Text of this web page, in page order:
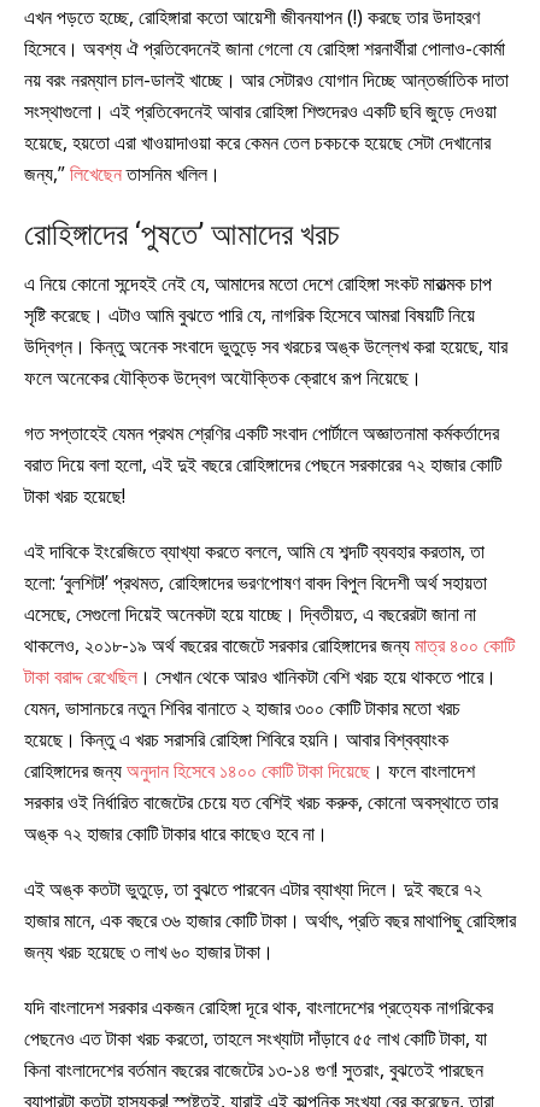
এখন পড়তে হচ্ছে, রোহিঙ্গারা কতো আয়েশী জীবনযাপন (!) করছে তার উদাহরণ
হিসেবে। অবশ্য ঐ প্রতিবেদনেই জানা গেলো যে রোহিঙ্গা শরনার্থীরা পোলাও-কোর্মা
নয় বরং নরম্যাল চাল-ডালই খাচ্ছে। আর সেটারও যোগান দিচ্ছে আন্তর্জাতিক দাতা
সংস্থাগুলো। এই প্রতিবেদনেই আবার রোহিঙ্গা শিশুদেরও একটি ছবি জুড়ে দেওয়া
হয়েছে, হয়তো এরা খাওয়াদাওয়া করে কেমন তেল চকচকে হয়েছে সেটা দেখানোর
জন্য,”লিখেছেনতাসনিম খলিল।
রোহিঙ্গাদের ‘পুষতে’ আমাদের খরচ
এ নিয়ে কোনো সন্দেহই নেই যে, আমাদের মতো দেশে রোহিঙ্গা সংকট মারাত্মক চাপ
সৃষ্টি করেছে। এটাও আমি বুঝতে পারি যে, নাগরিক হিসেবে আমরা বিষয়টি নিয়ে
উদ্বিগ্ন। কিন্তু অনেক সংবাদে ভুতুড়ে সব খরচের অঙ্ক উল্লেখ করা হয়েছে, যার
ফলে অনেকের যৌক্তিক উদ্বেগ অযৌক্তিক ক্রোধে রূপ নিয়েছে।
গত সপ্তাহেই যেমন প্রথম শ্রেণির একটি সংবাদ পোর্টালে অজ্ঞাতনামা কর্মকর্তাদের
বরাত দিয়ে বলা হলো, এই দুই বছরে রোহিঙ্গাদের পেছনে সরকারের ৭২ হাজার কোটি
টাকা খরচ হয়েছে!
এই দাবিকে ইংরেজিতে ব্যাখ্যা করতে বললে, আমি যে শব্দটি ব্যবহার করতাম, তা
হলো: ‘বুলশিট!’ প্রথমত, রোহিঙ্গাদের ভরণপোষণ বাবদ বিপুল বিদেশী অর্থ সহায়তা
এসেছে, সেগুলো দিয়েই অনেকটা হয়ে যাচ্ছে। দ্বিতীয়ত, এ বছরেরটা জানা না
থাকলেও, ২০১৮-১৯ অর্থ বছরের বাজেটে সরকার রোহিঙ্গাদের জন্যমাত্র ৪০০ কোটি
টাকা বরাদ্দ রেখেছিল । সেখান থেকে আরও খানিকটা বেশি খরচ হয়ে থাকতে পারে।
যেমন, ভাসানচরে নতুন শিবির বানাতে ২ হাজার ৩০০ কোটি টাকার মতো খরচ
হয়েছে। কিন্তু এ খরচ সরাসরি রোহিঙ্গা শিবিরে হয়নি। আবার বিশ্বব্যাংক
রোহিঙ্গাদের জন্যঅনুদান হিসেবে ১৪০০ কোটি টাকা দিয়েছে । ফলে বাংলাদেশ
সরকার ওই নির্ধারিত বাজেটের চেয়ে যত বেশিই খরচ করুক, কোনো অবস্থাতে তার
অঙ্ক ৭২ হাজার কোটি টাকার ধারে কাছেও হবে না।
এই অঙ্ক কতটা ভুতুড়ে, তা বুঝতে পারবেন এটার ব্যাখ্যা দিলে। দুই বছরে ৭২
হাজার মানে, এক বছরে ৩৬ হাজার কোটি টাকা। অর্থাৎ, প্রতি বছর মাথাপিছু রোহিঙ্গার
জন্য খরচ হয়েছে ৩ লাখ ৬০ হাজার টাকা।
যদি বাংলাদেশ সরকার একজন রোহিঙ্গা দূরে থাক, বাংলাদেশের প্রত্যেক নাগরিকের
পেছনেও এত টাকা খরচ করতো, তাহলে সংখ্যাটা দাঁড়াবে ৫৫ লাখ কোটি টাকা, যা
কিনা বাংলাদেশের বর্তমান বছরের বাজেটের ১৩-১৪ গুণ! সুতরাং, বুঝতেই পারছেন
ব্যাপারটা কতটা হাস্যকর! স্পষ্টতই, যারাই এই কাল্পনিক সংখ্যা বের করেছেন, তারা